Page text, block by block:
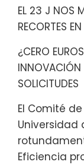
EL 23 J NOS
RECORTES
¿CERO
INNOVACIÓN
SOLICITUDES
El Comité
Universidad
Eficiencia